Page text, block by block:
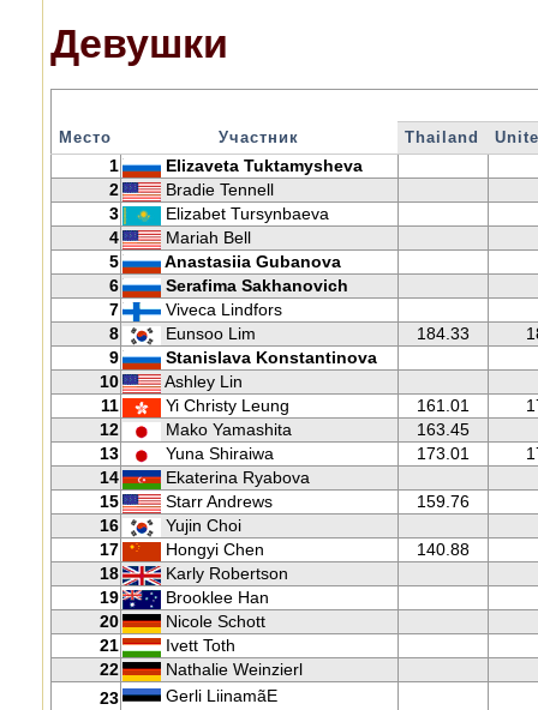
Девушки
Место Участник Thailand
1
Elizaveta Tuktamysheva
2
Bradie Tennell
3
Elizabet Tursynbaeva
4
Mariah Bell
5
Anastasiia Gubanova
6
Serafima Sakhanovich
7
Viveca Lindfors
8
Eunsoo Lim 184.33
9
Stanislava Konstantinova
10
Ashley Lin
11
Yi Christy Leung 161.01
12
Mako Yamashita
163.45
13
Yuna Shiraiwa 173.01
14
Ekaterina Ryabova
15
Starr Andrews
159.76
16
Yujin Choi
17
Hongyi Chen
140.88
18
Karly Robertson
19
Brooklee Han
20
Nicole Schott
21
Ivett Toth
22
Nathalie Weinzierl
23
Gerli LiinamãE